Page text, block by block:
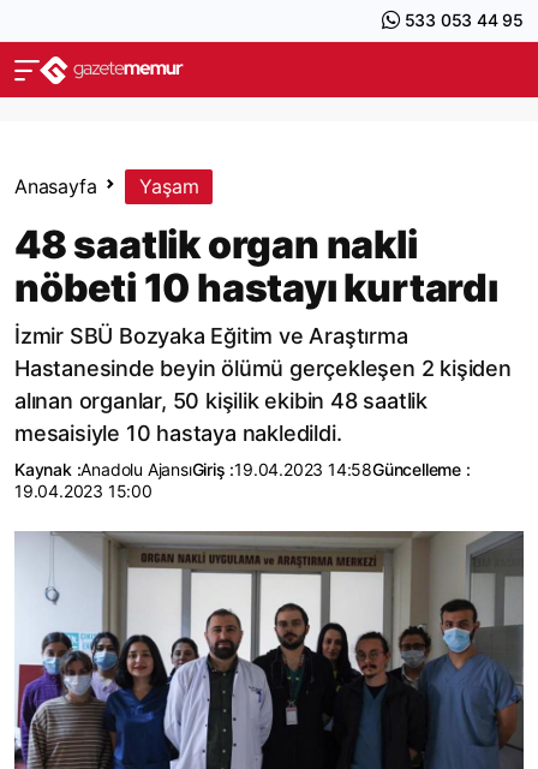
533 053 44 95
Anasayfa Yaşam
48 saatlik organ nakli
nöbeti 10 hastayı kurtardı
İzmir SBÜ Bozyaka Eğitim ve Araştırma
Hastanesinde beyin ölümü gerçekleşen 2 kişiden
alınan organlar, 50 kişilik ekibin 48 saatlik
mesaisiyle 10 hastaya nakledildi.
Kaynak :Anadolu AjansıGiriş :19.04.2023 14:58Güncelleme :
19.04.2023 15:00